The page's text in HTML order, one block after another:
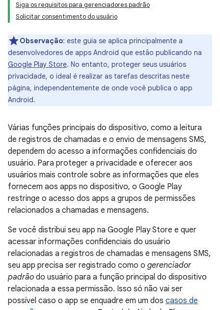
Siga os requisitos para gerenciadores padrão
Solicitar consentimento do usuário
Observação: este guia se aplica principalmente a
desenvolvedores de apps Android que estão publicando na
Google Play Store. No entanto, proteger seus usuários
privacidade, o ideal é realizar as tarefas descritas neste
página, independentemente de onde você publica o app
Android.
Várias funções principais do dispositivo, como a leitura
de registros de chamadas e o envio de mensagens SMS,
dependem do acesso a informações confidenciais do
usuário. Para proteger a privacidade e oferecer aos
usuários mais controle sobre as informações que eles
fornecem aos apps no dispositivo, o Google Play
restringe o acesso dos apps a grupos de permissões
relacionados a chamadas e mensagens.
Se você distribui seu app na Google Play Store e quer
acessar informações confidenciais do usuário
relacionadas a registros de chamadas e mensagens SMS,
seu app precisa ser registrado como o gerenciador
padrão do usuário para a função principal do dispositivo
relacionada a essa permissão. Isso só não vai ser
possível caso o app se enquadre em um dos casos de